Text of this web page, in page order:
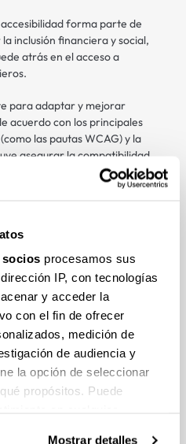
socios procesamos sus
IP, con tecnologías
y acceder la
con el fin de ofrecer
medición de
de audiencia y
la opción de seleccionar
propósitos. Puede
Mostrar detalles
forma parte de
inclusión financiera y social,
atrás en el acceso a
para adaptar y mejorar
acuerdo con los principales
las pautas WCAG) y la
asegurar la compatibilidad
facilitar la navegación
y ofrecer atención
con la
accesible e intuitiva.
el acceso a nuestros
usuarios para seguir
de nuestros valores como